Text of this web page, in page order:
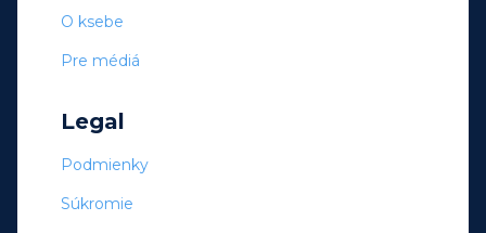
O ksebe
Pre médiá
Legal
Podmienky
Súkromie